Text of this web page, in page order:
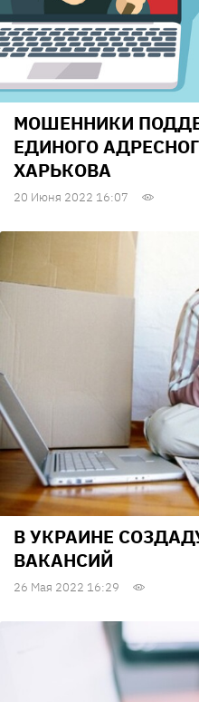
МОШЕННИКИ
ЕДИНОГО
ХАРЬКОВА
20 Июня 2022 16:07
В УКРАИНЕ
ВАКАНСИЙ
26 Мая 2022 16:29